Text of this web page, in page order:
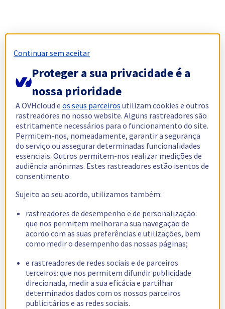
Continuar sem aceitar
Proteger a sua privacidade é a
nossa prioridade
A OVHcloud eos seus parceiros utilizam cookies e outros
rastreadores no nosso website. Alguns rastreadores são
estritamente necessários para o funcionamento do site.
Permitem-nos, nomeadamente, garantir a segurança
do serviço ou assegurar determinadas funcionalidades
essenciais. Outros permitem-nos realizar medições de
audiência anónimas. Estes rastreadores estão isentos de
consentimento.
Sujeito ao seu acordo, utilizamos também:
rastreadores de desempenho e de personalização:
que nos permitem melhorar a sua navegação de
acordo com as suas preferências e utilizações, bem
como medir o desempenho das nossas páginas;
e rastreadores de redes sociais e de parceiros
terceiros: que nos permitem difundir publicidade
direcionada, medir a sua eficácia e partilhar
determinados dados com os nossos parceiros
publicitários e as redes sociais.